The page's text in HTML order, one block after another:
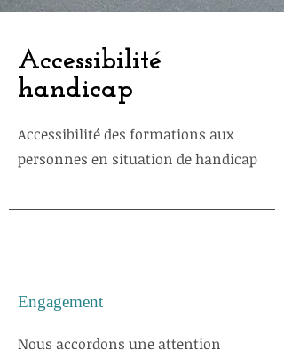
Accès session
Accessibilité
handicap
Accessibilité des formations aux
personnes en situation de handicap
Engagement
Nous accordons une attention